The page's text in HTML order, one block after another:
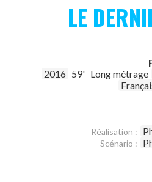
LE
2016 59' Long métrage
Réalisation :
Scénario :